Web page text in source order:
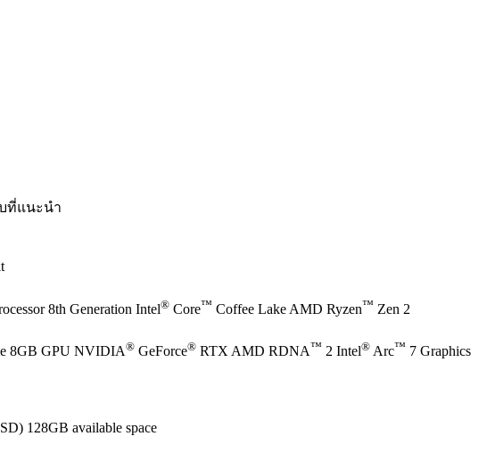
ที่แนะนำ
8th Generation Intel® Core™ Coffee Lake AMD Ryzen™ Zen 2
8GB GPU NVIDIA® GeForce® RTX AMD RDNA™ 2 Intel® Arc™ 7 Graphics
128GB available space